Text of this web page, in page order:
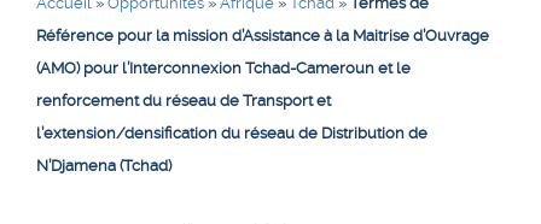
Référence pour la mission d’Assistance à la Maitrise d’Ouvrage
(AMO) pour l’Interconnexion Tchad-Cameroun et le
renforcement du réseau de Transport et
l’extension/densification du réseau de Distribution de
N’Djamena (Tchad)